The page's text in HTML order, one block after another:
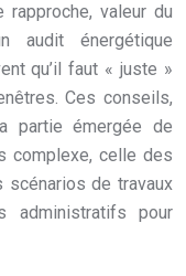
valeur du
audit énergétique
qu’il faut « juste »
Ces conseils,
partie émergée de
complexe, celle des
de travaux
administratifs pour